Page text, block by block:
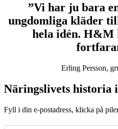
”Vi har ju bara
ungdomliga kläder
hela idén. H&M
Erling Persson,
Näringslivets historia
Fyll i din e-postadress, klicka på